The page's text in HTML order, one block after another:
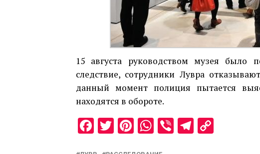
15 августа руководством музея
следствие, сотрудники Лувра
данный момент полиция пытается
находятся в обороте.
Facebook
Twitter
Pinterest
WhatsApp
ViberTelegram